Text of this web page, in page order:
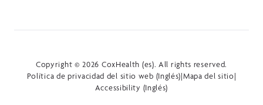
Copyright © 2026 CoxHealth (es). All rights reserved.
Política de privacidad del sitio web (Inglés)|Mapa del sitio|
Accessibility (Inglés)